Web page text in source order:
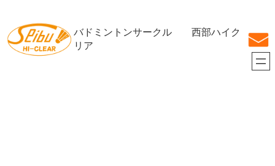
を
ス
バドミントンサークル 西部ハイク
リア